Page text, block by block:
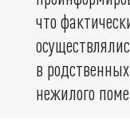
что
в
нежилого